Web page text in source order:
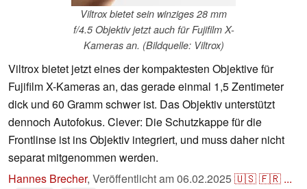
Viltrox bietet sein winziges 28 mm
f/4.5 Objektiv jetzt auch für Fujifilm X-
Kameras an. (Bildquelle: Viltrox)
Viltrox bietet jetzt eines der kompaktesten Objektive für
Fujifilm X-Kameras an, das gerade einmal 1,5 Zentimeter
dick und 60 Gramm schwer ist. Das Objektiv unterstützt
dennoch Autofokus. Clever: Die Schutzkappe für die
Frontlinse ist ins Objektiv integriert, und muss daher nicht
separat mitgenommen werden.
Hannes Brecher, Veröffentlicht am06.02.2025🇺🇸🇫🇷 ...